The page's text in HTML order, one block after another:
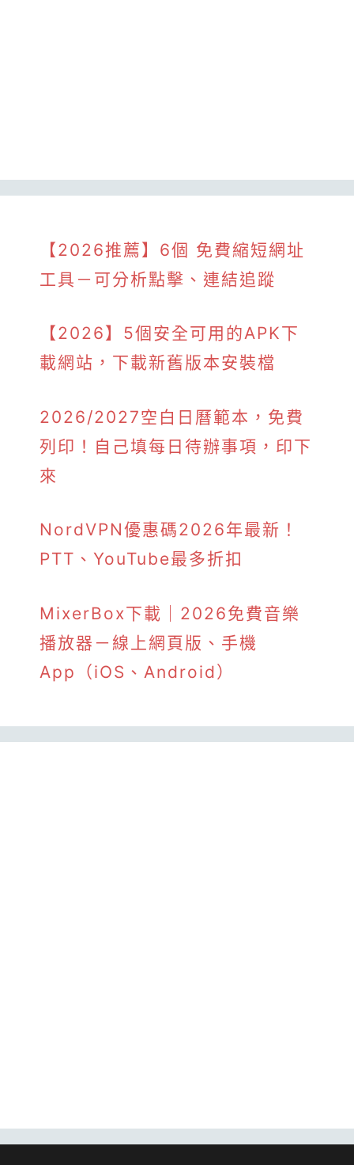
【2026推薦】6個 免費縮短網址
工具－可分析點擊、連結追蹤
【2026】5個安全可用的APK下
載網站，下載新舊版本安裝檔
2026/2027空白日曆範本，免費
列印！自己填每日待辦事項，印下
來
NordVPN優惠碼2026年最新！
PTT、YouTube最多折扣
MixerBox下載｜2026免費音樂
播放器－線上網頁版、手機
App（iOS、Android）